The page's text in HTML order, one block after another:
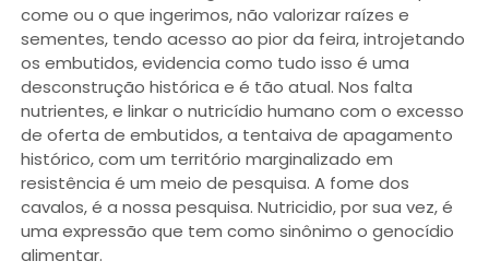
come ou o que ingerimos, não valorizar raízes e
sementes, tendo acesso ao pior da feira, introjetando
os embutidos, evidencia como tudo isso é uma
desconstrução histórica e é tão atual. Nos falta
nutrientes, e linkar o nutricídio humano com o excesso
de oferta de embutidos, a tentaiva de apagamento
histórico, com um território marginalizado em
resistência é um meio de pesquisa. A fome dos
cavalos, é a nossa pesquisa. Nutricidio, por sua vez, é
uma expressão que tem como sinônimo o genocídio
alimentar.